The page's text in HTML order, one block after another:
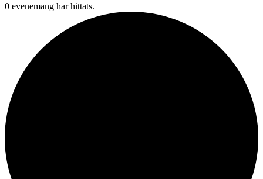
0 evenemang har hittats.